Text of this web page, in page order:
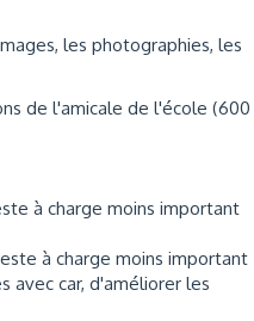
les photographies, les
de l'amicale de l'école (600
à charge moins important
à charge moins important
avec car, d'améliorer les